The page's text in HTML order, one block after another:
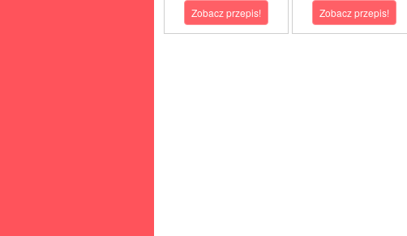
Zobacz przepis! Zobacz przepis!